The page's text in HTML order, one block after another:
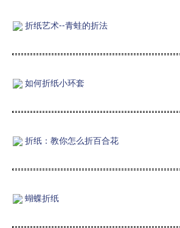
折纸艺术--青蛙的折法
如何折纸小环套
折纸：教你怎么折百合花
蝴蝶折纸